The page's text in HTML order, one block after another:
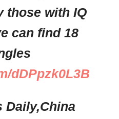
those with IQ
can find 18
dDPpzk0L3B
Daily,China